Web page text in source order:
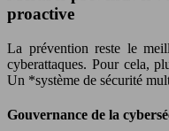
proactive
La prévention reste le meilleur moyen de se défendre contre les
cyberattaques. Pour cela,
Un *système de sécurité
Gouvernance de la